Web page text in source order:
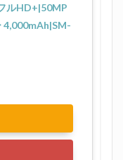
ルHD+|50MP
4,000mAh|SM-